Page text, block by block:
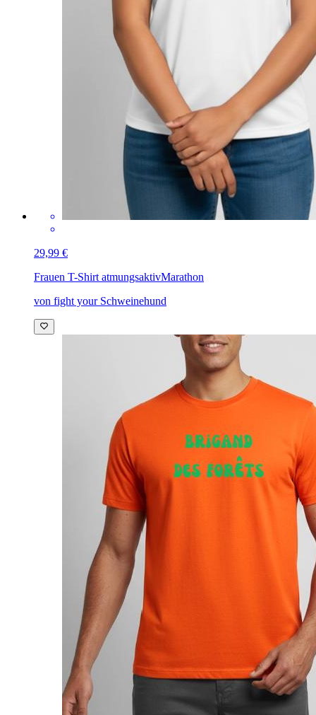
29,99 €
Frauen T-Shirt atmungsaktivMarathon
von fight your Schweinehund